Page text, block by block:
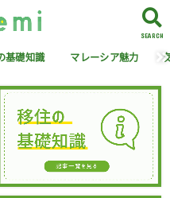
SEARCH
基礎知識 マレーシア魅力